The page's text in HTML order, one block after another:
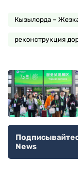
Кызылорда –
реконструкция
News